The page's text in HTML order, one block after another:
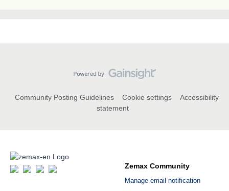
Community Posting Guidelines Cookie settings
Accessibility
statement
Zemax Community
Manage email notification